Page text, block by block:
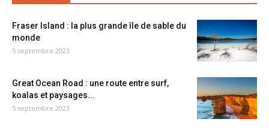
Fraser Island : la plus grande île de sable du
monde
5 septembre 2023
Great Ocean Road : une route entre surf,
koalas et paysages...
5 septembre 2023